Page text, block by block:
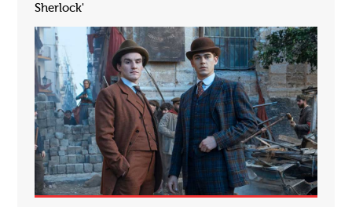
Sherlock'
Sherlock Holmes regresa al caso. Guy Ritchie incursionó por primera vez en el mundo del detective más grande de la...